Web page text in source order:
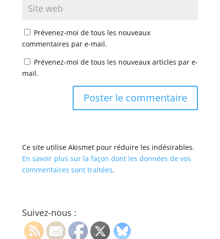
Prévenez-moi de tous les nouveaux
commentaires par e-mail.
Prévenez-moi de tous les nouveaux articles par e-
mail.
Ce site utilise Akismet pour réduire les indésirables.
En savoir plus sur la façon dont les données de vos
commentaires sont traitées.
Suivez-nous :